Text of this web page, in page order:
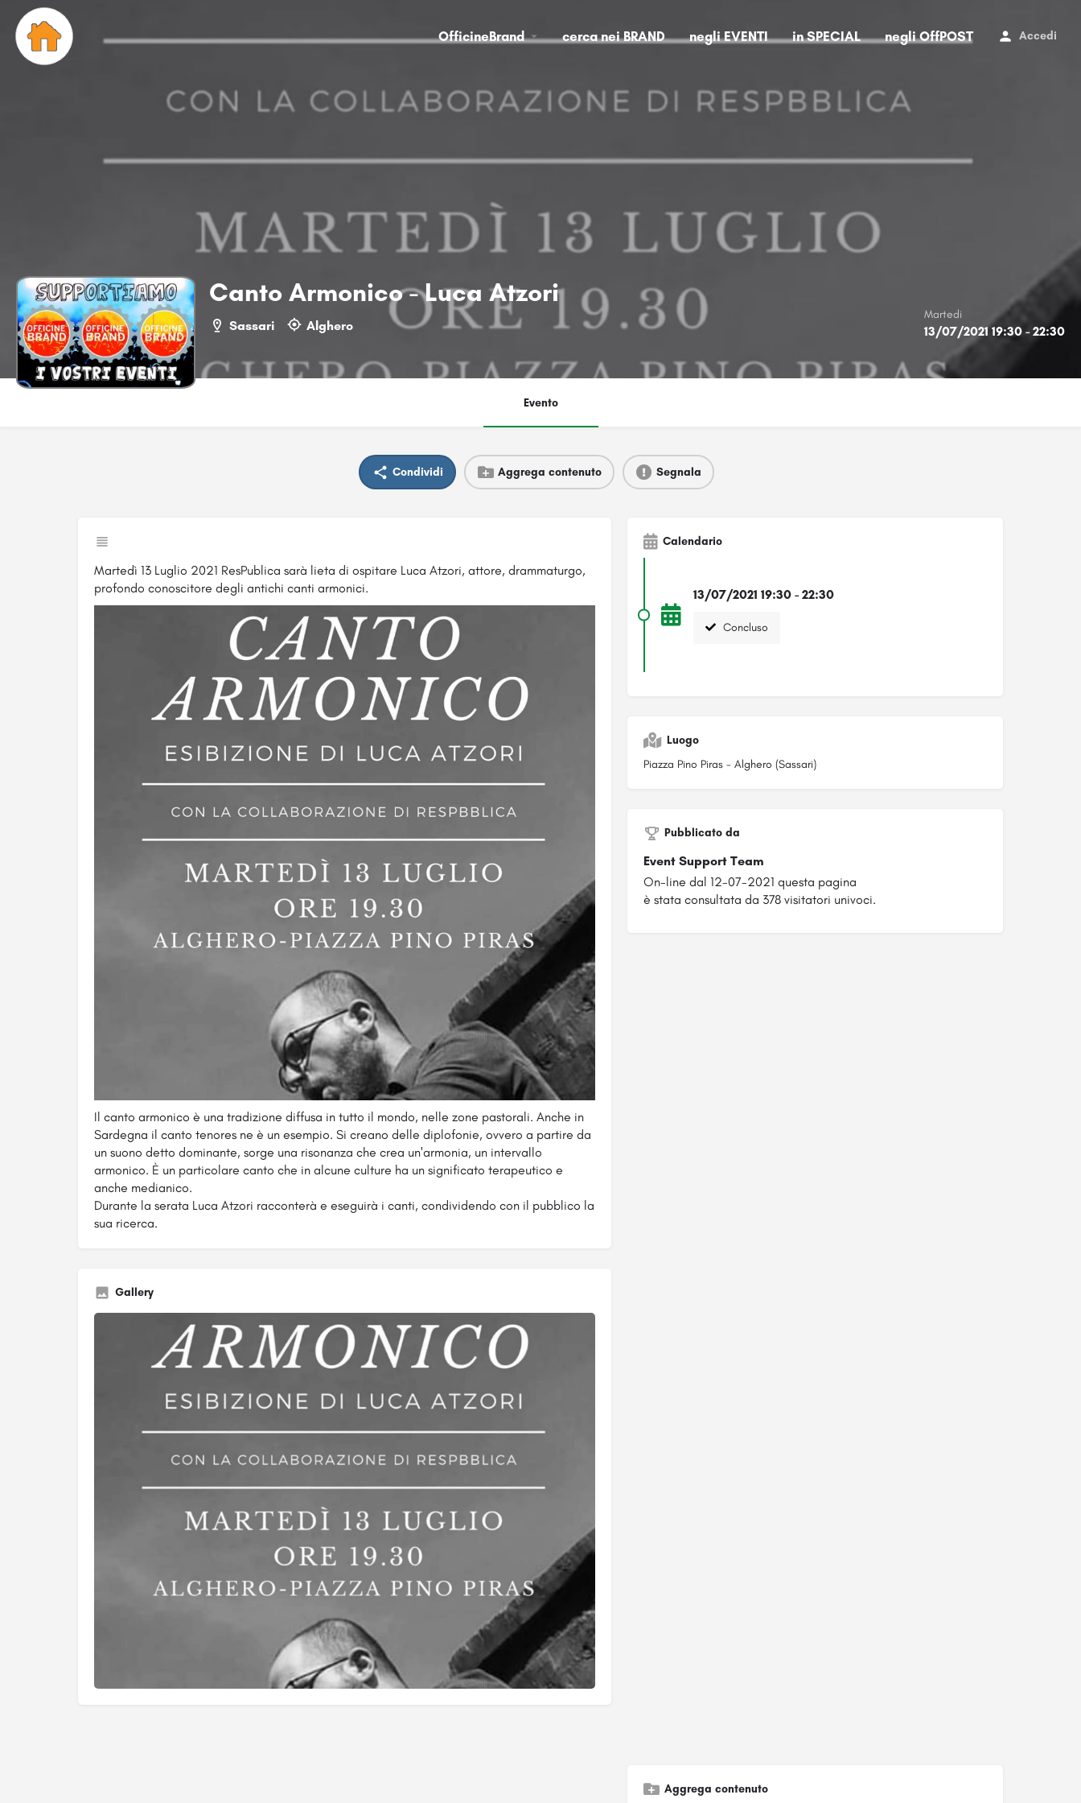
OfficineBrand cerca nei BRAND negli EVENTI in SPECIAL negli OffPOST Accedi
Canto Armonico - Luca Atzori
Sassari Alghero
Martedi
13/07/2021 19:30 - 22:30
Evento
Condividi Aggrega contenuto Segnala
Martedì 13 Luglio 2021 ResPublica sarà lieta di ospitare Luca Atzori, attore, drammaturgo,
profondo conoscitore degli antichi canti armonici.
Il canto armonico è una tradizione diffusa in tutto il mondo, nelle zone pastorali. Anche in
Sardegna il canto tenores ne è un esempio. Si creano delle diplofonie, ovvero a partire da
un suono detto dominante, sorge una risonanza che crea un'armonia, un intervallo
armonico. È un particolare canto che in alcune culture ha un significato terapeutico e
anche medianico.
Durante la serata Luca Atzori racconterà e eseguirà i canti, condividendo con il pubblico la
sua ricerca.
Gallery
Calendario
13/07/2021 19:30 - 22:30
Concluso
Luogo
Piazza Pino Piras - Alghero (Sassari)
Pubblicato da
Event Support Team
On-line dal 12-07-2021 questa pagina
è stata consultata da 378 visitatori univoci.
Aggrega contenuto